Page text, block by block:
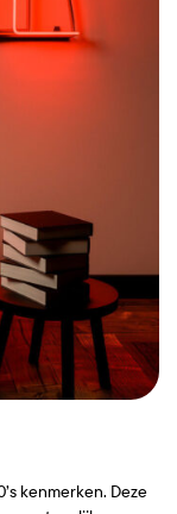
kenmerken. Deze